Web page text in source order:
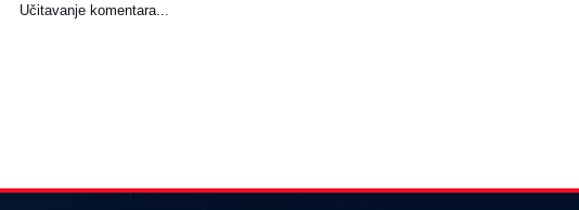
Učitavanje komentara...